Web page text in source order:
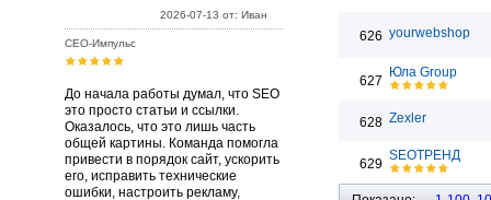
2026-07-13 от: Иван
СЕО-Импульс
До начала работы думал, что SEO
это просто статьи и ссылки.
Оказалось, что это лишь часть
общей картины. Команда помогла
привести в порядок сайт, ускорить
его, исправить технические
ошибки, настроить рекламу,
626 yourwebshop
627
Юла Group
628 Zexler
629
SEOТРЕНД